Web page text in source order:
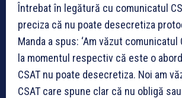
Întrebat în legătură cu comunicatul
preciza că nu poate desecretiza
Manda a spus: ‘Am văzut comunicatul
la momentul respectiv că este o
CSAT nu poate desecretiza. Noi am
CSAT care spune clar că nu obligă